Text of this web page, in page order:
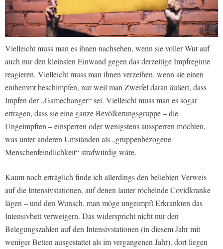
Vielleicht muss man es ihnen nachsehen, wenn sie voller Wut auf
auch nur den kleinsten Einwand gegen das derzeitige Impfregime
reagieren. Vielleicht muss man ihnen verzeihen, wenn sie einen
enthemmt beschimpfen, nur weil man Zweifel daran äußert, dass
Impfen der „Gamechanger“ sei. Vielleicht muss man es sogar
ertragen, dass sie eine ganze Bevölkerungsgruppe – die
Ungeimpften – einsperren oder wenigstens aussperren möchten,
was unter anderen Umständen als „gruppenbezogene
Menschenfeindlichkeit“ strafwürdig wäre.
Kaum noch erträglich finde ich allerdings den beliebten Verweis
auf die Intensivstationen, auf denen lauter röchelnde Covidkranke
lägen – und den Wunsch, man möge ungeimpft Erkrankten das
Intensivbett verweigern. Das widerspricht nicht nur den
Belegungszahlen auf den Intensivstationen (in diesem Jahr mit
weniger Betten ausgestattet als im vergangenen Jahr), dort liegen